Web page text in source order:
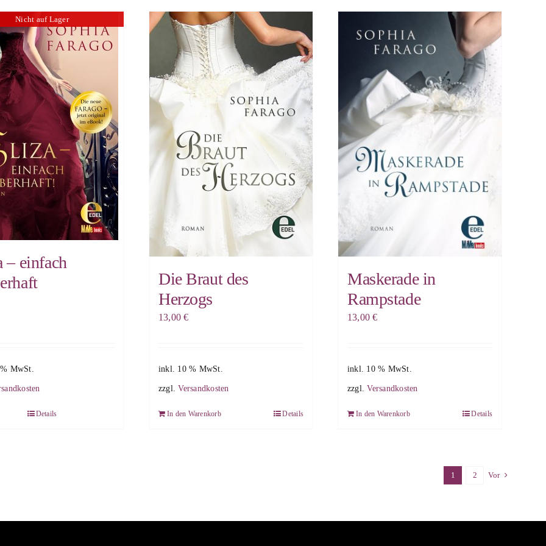
Nicht auf Lager
– einfach
MwSt.
Details
Die Braut des
Herzogs
13,00€
inkl. 10 % MwSt.
zzgl.Versandkosten
In den Warenkorb Details
Maskerade in
Rampstade
13,00€
inkl. 10 % MwSt.
zzgl.Versandkosten
In den Warenkorb Details
1 2 Vor